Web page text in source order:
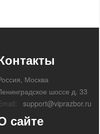
Москва
шоссе д. 33
support@viprazbor.ru
сайте